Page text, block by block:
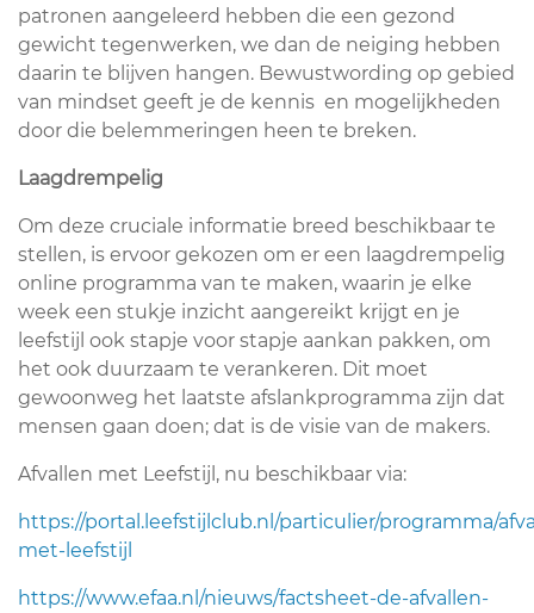
patronen aangeleerd hebben die een gezond
gewicht tegenwerken, we dan de neiging hebben
daarin te blijven hangen. Bewustwording op gebied
van mindset geeft je de kennis en mogelijkheden
door die belemmeringen heen te breken.
Laagdrempelig
Om deze cruciale informatie breed beschikbaar te
stellen, is ervoor gekozen om er een laagdrempelig
online programma van te maken, waarin je elke
week een stukje inzicht aangereikt krijgt en je
leefstijl ook stapje voor stapje aankan pakken, om
het ook duurzaam te verankeren. Dit moet
gewoonweg het laatste afslankprogramma zijn dat
mensen gaan doen; dat is de visie van de makers.
Afvallen met Leefstijl, nu beschikbaar via:
https://portal.leefstijlclub.nl/particulier/programma/
met-leefstijl
https://www.efaa.nl/nieuws/factsheet-de-afvallen-